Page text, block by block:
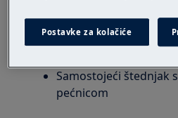
Primjenjuje se na
Samostojeći štednjak
pećnicom
Postavke za kolačiće